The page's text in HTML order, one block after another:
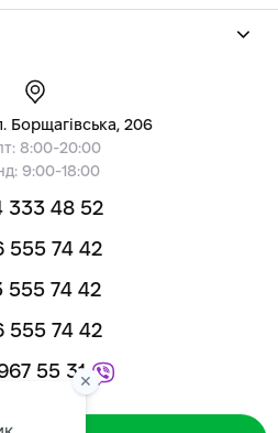
Борщагівська, 206
8:00-20:00
9:00-18:00
333 48 52
555 74 42
555 74 42
555 74 42
55 31